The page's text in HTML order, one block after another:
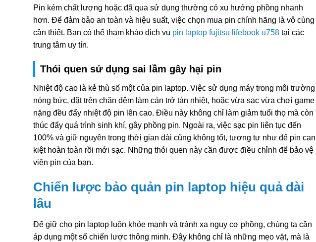
Pin kém chất lượng hoặc đã qua sử dụng thường có xu hướng phồng nhanh
hơn. Để đảm bảo an toàn và hiệu suất, việc chọn mua pin chính hãng là vô cùng
cần thiết. Bạn có thể tham khảo dịch vụ pin laptop fujitsu lifebook u758 tại các
trung tâm uy tín.
Thói quen sử dụng sai lầm gây hại pin
Nhiệt độ cao là kẻ thù số một của pin laptop. Việc sử dụng máy trong môi trường
nóng bức, đặt trên chăn đệm làm cản trở tản nhiệt, hoặc vừa sạc vừa chơi game
nặng đều đẩy nhiệt độ pin lên cao. Điều này không chỉ làm giảm tuổi thọ mà còn
thúc đẩy quá trình sinh khí, gây phồng pin. Ngoài ra, việc sạc pin liên tục đến
100% và giữ nguyên trong thời gian dài cũng không tốt, tương tự như để pin cạn
kiệt hoàn toàn rồi mới sạc. Những thói quen này cần được điều chỉnh để bảo vệ
viên pin của bạn.
Chiến lược bảo quản pin laptop hiệu quả dài
lâu
Để giữ cho pin laptop luôn khỏe mạnh và tránh xa nguy cơ phồng, chúng ta cần
áp dụng một số chiến lược thông minh. Đây không chỉ là những mẹo vặt, mà là